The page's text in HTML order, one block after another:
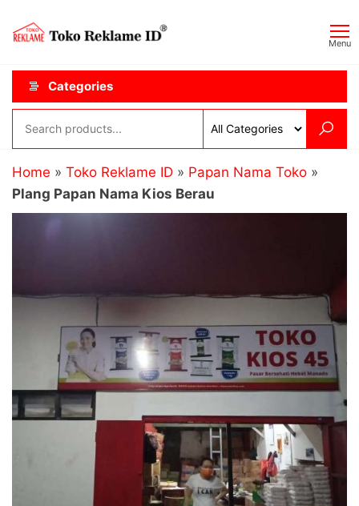
content
ID
Menu
Categories
Home » Toko Reklame ID » Papan Nama Toko »
Plang Papan Nama Kios Berau